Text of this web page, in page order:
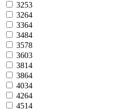
3253
3264
3364
3484
3578
3603
3814
3864
4034
4264
4514